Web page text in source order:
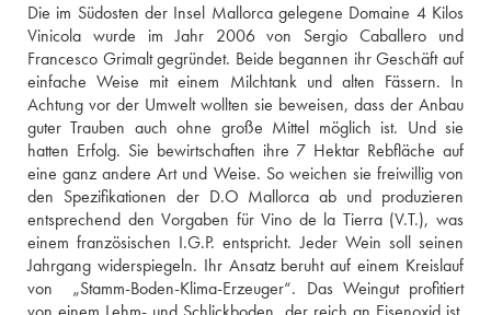
Die im Südosten der Insel Mallorca gelegene Domaine 4 Kilos
Vinicola wurde im Jahr 2006 von Sergio Caballero und
Francesco Grimalt gegründet. Beide begannen ihr Geschäft auf
einfache Weise mit einem Milchtank und alten Fässern. In
Achtung vor der Umwelt wollten sie beweisen, dass der Anbau
guter Trauben auch ohne große Mittel möglich ist. Und sie
hatten Erfolg. Sie bewirtschaften ihre 7 Hektar Rebfläche auf
eine ganz andere Art und Weise. So weichen sie freiwillig von
den Spezifikationen der D.O Mallorca ab und produzieren
entsprechend den Vorgaben für Vino de la Tierra (V.T.), was
einem französischen I.G.P. entspricht. Jeder Wein soll seinen
Jahrgang widerspiegeln. Ihr Ansatz beruht auf einem Kreislauf
von  „Stamm-Boden-Klima-Erzeuger“. Das Weingut profitiert